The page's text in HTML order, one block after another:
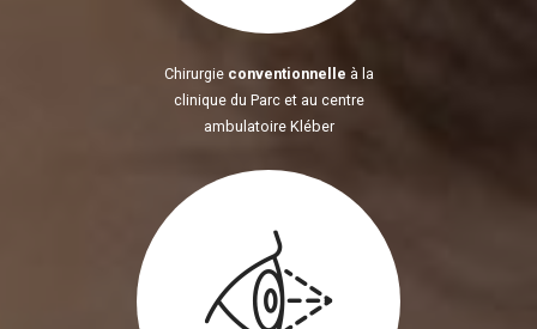
Chirurgie conventionnelle à la
clinique du Parc et au centre
ambulatoire Kléber